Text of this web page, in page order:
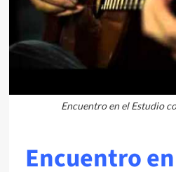
Encuentro en el Estudio
Encuentro